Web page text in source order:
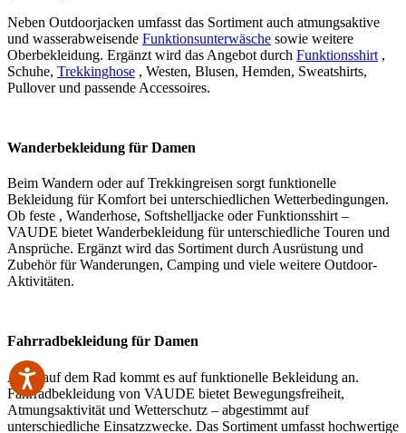
Neben Outdoorjacken umfasst das Sortiment auch atmungsaktive
und wasserabweisende Funktionsunterwäsche sowie weitere
Oberbekleidung. Ergänzt wird das Angebot durch Funktionsshirt ,
Schuhe, Trekkinghose , Westen, Blusen, Hemden, Sweatshirts,
Pullover und passende Accessoires.
Wanderbekleidung für Damen
Beim Wandern oder auf Trekkingreisen sorgt funktionelle
Bekleidung für Komfort bei unterschiedlichen Wetterbedingungen.
Ob feste , Wanderhose, Softshelljacke oder Funktionsshirt –
VAUDE bietet Wanderbekleidung für unterschiedliche Touren und
Ansprüche. Ergänzt wird das Sortiment durch Ausrüstung und
Zubehör für Wanderungen, Camping und viele weitere Outdoor-
Aktivitäten.
Fahrradbekleidung für Damen
Auch auf dem Rad kommt es auf funktionelle Bekleidung an.
Fahrradbekleidung von VAUDE bietet Bewegungsfreiheit,
Atmungsaktivität und Wetterschutz – abgestimmt auf
unterschiedliche Einsatzzwecke. Das Sortiment umfasst hochwertige